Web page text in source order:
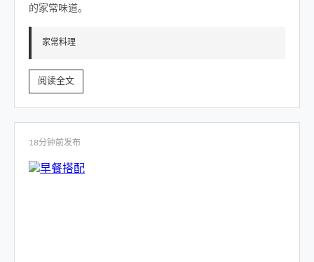
的家常味道。
家常料理
阅读全文
18分钟前发布